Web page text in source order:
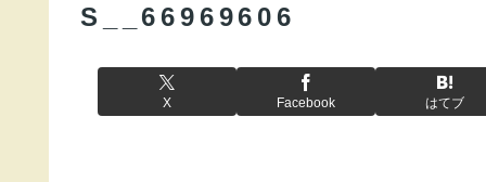
S__66969606
X Facebook はてブ